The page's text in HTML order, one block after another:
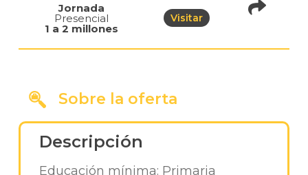
Jornada
Presencial
1 a 2 millones
Visitar
Sobre la oferta
Descripción
Educación mínima: Primaria